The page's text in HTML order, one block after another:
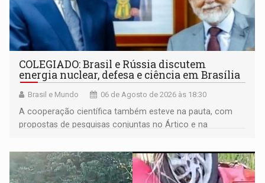
COLEGIADO: Brasil e Rússia discutem
energia nuclear, defesa e ciência em Brasília
Brasil e Mundo 06 de Agosto de 2026 às 18:30
A cooperação científica também esteve na pauta, com
propostas de pesquisas conjuntas no Ártico e na